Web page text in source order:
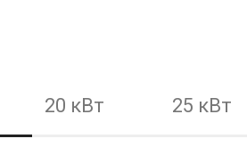
20 кВт 25 кВт